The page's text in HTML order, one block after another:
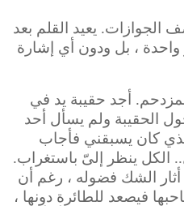
يعيد القلم بعد
، بل ودون أي إشارة
أجد حقيبة يد في
الحقيبة ولم يسأل أحد
كان يسبقني فأجاب
ينظر إلىّ باستغراب.
الشك فضوله ، رغم أن
فيصعد للطائرة دونها ،